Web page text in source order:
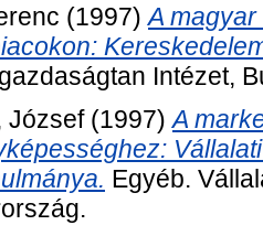
(1997)A
Intézet,
József(1997)A
Egyéb.